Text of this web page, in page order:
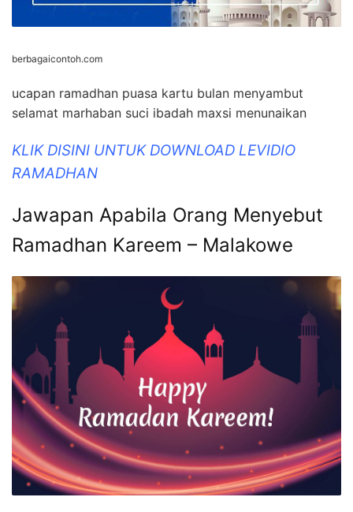
berbagaicontoh.com
ucapan ramadhan puasa kartu bulan menyambut
selamat marhaban suci ibadah maxsi menunaikan
KLIK DISINI UNTUK DOWNLOAD LEVIDIO
RAMADHAN
Jawapan Apabila Orang Menyebut
Ramadhan Kareem – Malakowe